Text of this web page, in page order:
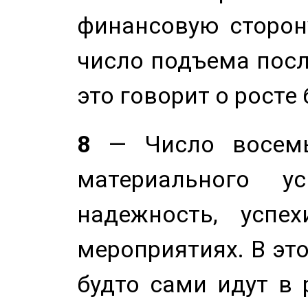
финансовую
число подъема
это говорит о
8 — Число
материального
надежность,
мероприятиях. В
будто сами идут в